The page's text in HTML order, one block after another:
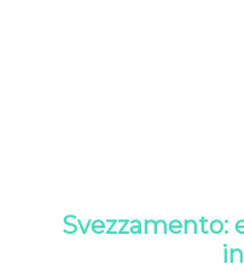
Svezzamento: